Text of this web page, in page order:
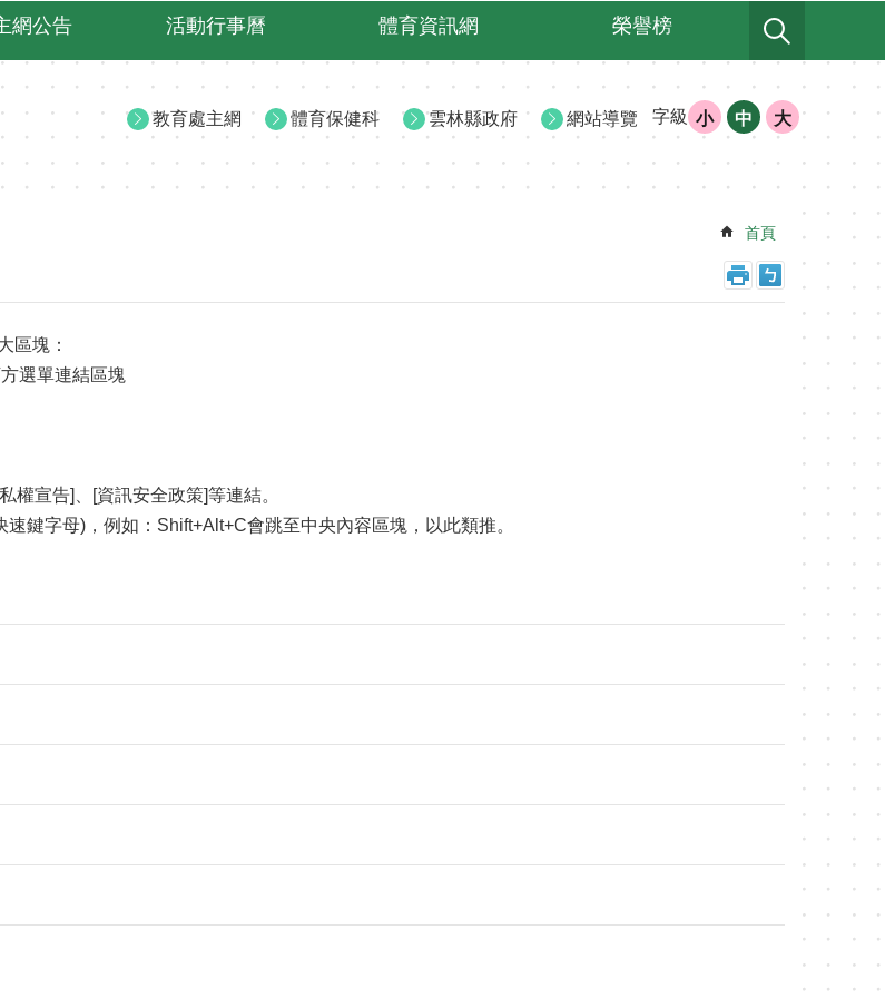
網公告 活動行事曆 體育資訊網 榮譽榜
教育處主網 體育保健科 雲林縣政府 網站導覽 字級 小 中 大
首頁
區塊：
選單連結區塊
權宣告]、[資訊安全政策]等連結。
鍵字母)，例如：Shift+Alt+C會跳至中央內容區塊，以此類推。